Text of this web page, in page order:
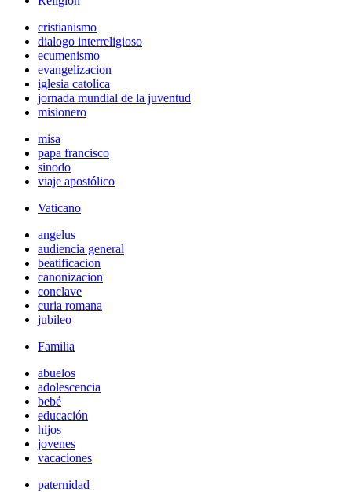
cristianismo
dialogo interreligioso
ecumenismo
evangelizacion
iglesia catolica
jornada mundial de la juventud
misionero
misa
papa francisco
sinodo
viaje apostólico
Vaticano
angelus
audiencia general
beatificacion
canonizacion
conclave
curia romana
jubileo
Familia
abuelos
adolescencia
bebé
educación
hijos
jovenes
vacaciones
paternidad